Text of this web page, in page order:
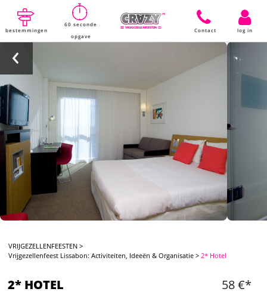
bestemmingen
60 seconde
opgave
Contact log in
VRIJGEZELLENFEESTEN >
Vrijgezellenfeest Lissabon: Activiteiten, Ideeën & Organisatie >2* Hotel
2* HOTEL 58 €*